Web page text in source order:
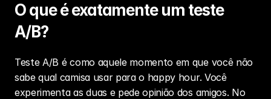
O que é exatamente um teste
A/B?
Teste A/B é como aquele momento em que você não
sabe qual camisa usar para o happy hour. Você
experimenta as duas e pede opinião dos amigos. No